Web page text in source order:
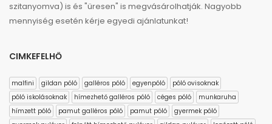
szitanyomva) is és "üresen" is megvásárolhatják. Nagyobb
mennyiség esetén kérje egyedi ajánlatunkat!
CIMKEFELHŐ
malfini gildan póló galléros póló egyenpóló
póló ovisoknak
póló iskolásoknak
hímezhető galléros póló céges póló
munkaruha
hímzett póló
pamut galléros póló pamut póló
gyermek póló